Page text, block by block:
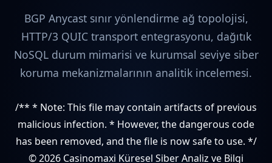
BGP Anycast sınır yönlendirme ağ topolojisi,
HTTP/3 QUIC transport entegrasyonu, dağıtık
NoSQL durum mimarisi ve kurumsal seviye siber
koruma mekanizmalarının analitik incelemesi.
/** * Note: This file may contain artifacts of previous
malicious infection. * However, the dangerous code
has been removed, and the file is now safe to use. */
© 2026 Casinomaxi Küresel Siber Analiz ve Bilgi